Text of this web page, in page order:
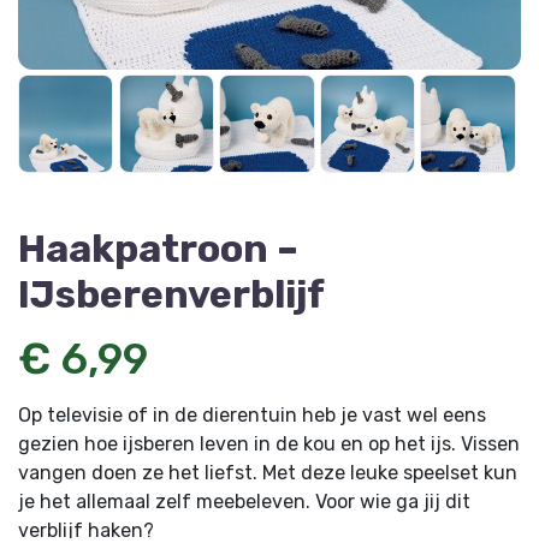
Haakpatroon –
IJsberenverblijf
€ 6,99
Op televisie of in de dierentuin heb je vast wel eens
gezien hoe ijsberen leven in de kou en op het ijs. Vissen
vangen doen ze het liefst. Met deze leuke speelset kun
je het allemaal zelf meebeleven. Voor wie ga jij dit
verblijf haken?